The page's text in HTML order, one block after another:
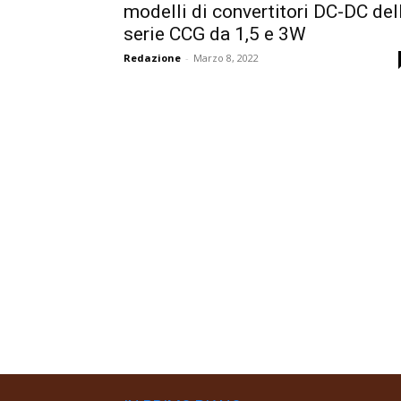
modelli di convertitori DC-DC
serie CCG da 1,5 e 3W
Redazione - Marzo 8, 2022